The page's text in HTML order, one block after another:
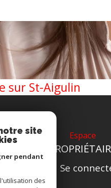
sur St-Aigulin
Espace
Se
site
pendant
des